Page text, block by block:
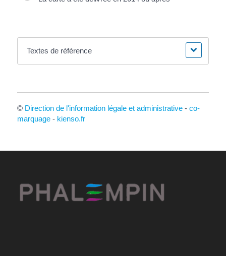
Textes de référence
© Direction de l'information légale et administrative- co-
marquage- kienso.fr